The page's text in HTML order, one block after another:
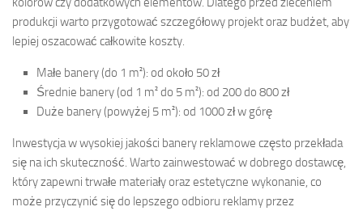
produkcji warto przygotować szczegółowy projekt oraz budżet, aby
lepiej oszacować całkowite koszty.
Małe banery (do 1 m²): od około 50 zł
Średnie banery (od 1 m² do 5 m²): od 200 do 800 zł
Duże banery (powyżej 5 m²): od 1000 zł w górę
Inwestycja w wysokiej jakości banery reklamowe często przekłada
się na ich skuteczność. Warto zainwestować w dobrego dostawcę,
który zapewni trwałe materiały oraz estetyczne wykonanie, co
może przyczynić się do lepszego odbioru reklamy przez